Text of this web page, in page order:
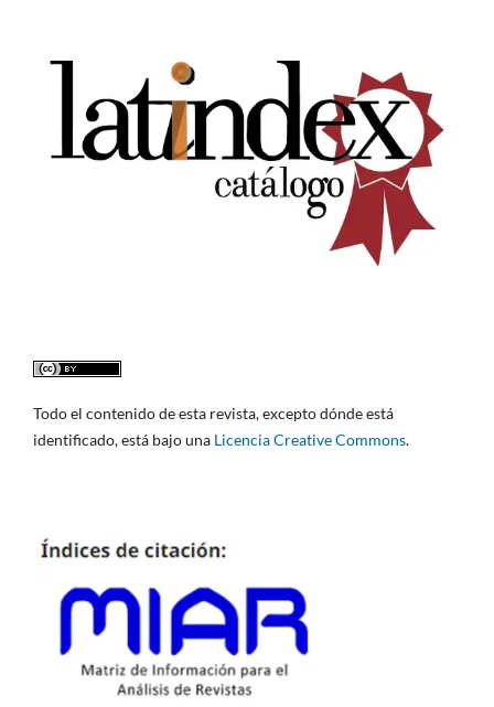
Todo el contenido de esta revista, excepto dónde está
identificado, está bajo una Licencia Creative Commons.